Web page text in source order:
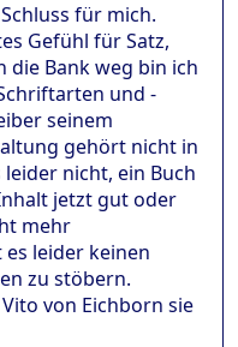
für mich.
Gefühl für Satz,
die Bank weg bin ich
und -
seinem
gehört nicht in
nicht, ein Buch
jetzt gut oder
mehr
leider keinen
zu stöbern.
von Eichborn sie